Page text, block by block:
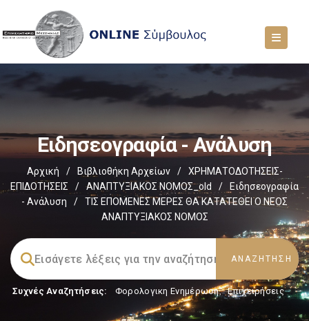
Ειδησεογραφία - Ανάλυση
Αρχική / Βιβλιοθήκη Αρχείων /
ΧΡΗΜΑΤΟΔΟΤΗΣΕΙΣ-
ΕΠΙΔΟΤΗΣΕΙΣ
/ ΑΝΑΠΤΥΞΙΑΚΟΣ ΝΟΜΟΣ_old /
Ειδησεογραφία
- Ανάλυση
/
ΤΙΣ ΕΠΟΜΕΝΕΣ ΜΕΡΕΣ ΘΑ ΚΑΤΑΤΕΘΕΙ Ο ΝΕΟΣ
ΑΝΑΠΤΥΞΙΑΚΟΣ ΝΟΜΟΣ
Συχνές Αναζητήσεις: Φορολογικη Ενημέρωση, Επιχειρήσεις